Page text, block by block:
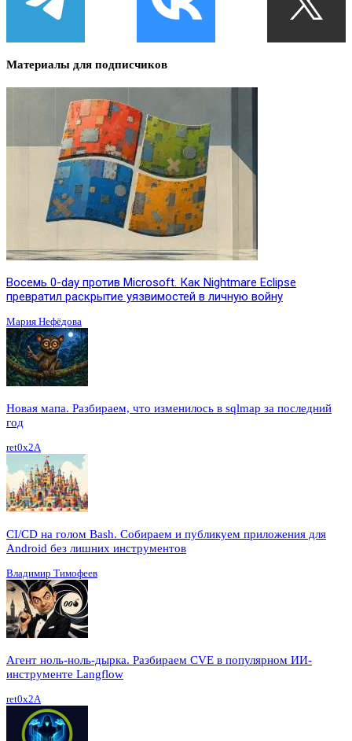
Материалы для подписчиков
Восемь 0-day против Microsoft. Как Nightmare Eclipse
превратил раскрытие уязвимостей в личную войну
Мария Нефёдова
Новая мапа. Разбираем, что изменилось в sqlmap за последний
год
ret0x2A
CI/CD на голом Bash. Собираем и публикуем приложения для
Android без лишних инструментов
Владимир Тимофеев
Агент ноль-ноль-дырка. Разбираем CVE в популярном ИИ-
инструменте Langflow
ret0x2A